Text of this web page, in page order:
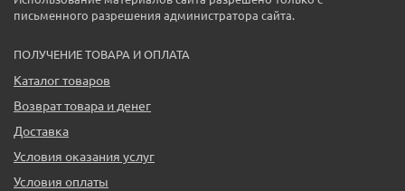
письменного разрешения администратора сайта.
ПОЛУЧЕНИЕ ТОВАРА И ОПЛАТА
Каталог товаров
Возврат товара и денег
Доставка
Условия оказания услуг
Условия оплаты